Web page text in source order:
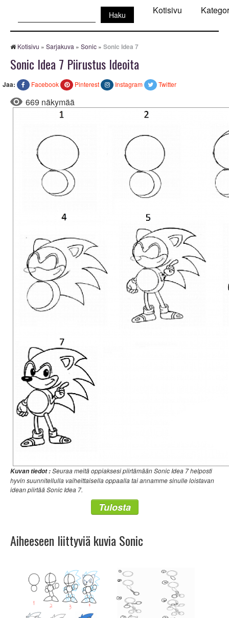
Kotisivu
Kotisivu » Sarjakuva » Sonic » Sonic Idea 7
Sonic Idea 7 Piirustus Ideoita
Jaa: Facebook Pinterest Instagram Twitter
669 näkymää
Kuvan tiedot :Seuraa meitä oppiaksesi piirtämään Sonic Idea 7 helposti
hyvin suunnitellulla vaiheittaisella oppaalla tai annamme sinulle loistavan
idean piirtää Sonic Idea 7.
Tulosta
Aiheeseen liittyviä kuvia Sonic